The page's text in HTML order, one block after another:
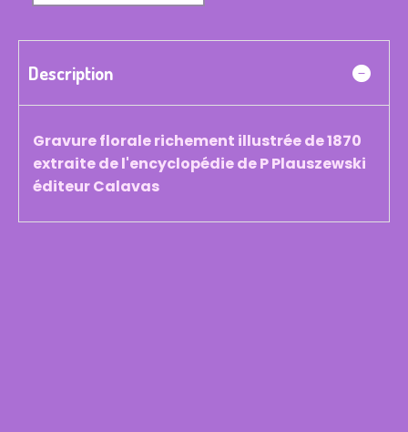
Description
Gravure florale richement illustrée de 1870
extraite de l'encyclopédie de P Plauszewski
éditeur Calavas